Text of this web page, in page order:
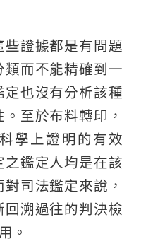
證據都是有問題
而不能精確到一
也沒有分析該種
至於布料轉印，
學上證明的有效
鑑定人均是在該
司法鑑定來說，
溯過往的判決檢
。